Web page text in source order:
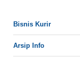
Bisnis Kurir
Arsip Info